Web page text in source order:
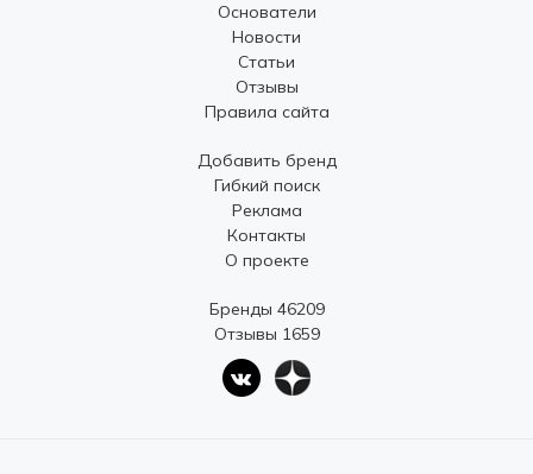
Основатели
Новости
Статьи
Отзывы
Правила сайта
Добавить бренд
Гибкий поиск
Реклама
Контакты
О проекте
Бренды 46209
Отзывы 1659